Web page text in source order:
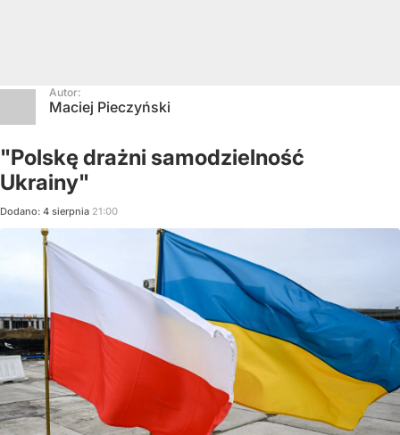
Autor:
Maciej Pieczyński
"Polskę drażni samodzielność
Ukrainy"
Dodano: 4 sierpnia 21:00